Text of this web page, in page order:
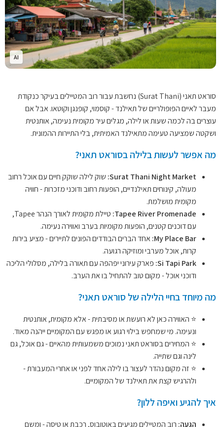
AI
סוראט תאני (Surat Thani) נחשבת עבור רוב המטיילים בעיקר כנקודת
מעבר לאיים הפופולריים של תאילנד - קוסמוי, קופנגן וקוטאו. אבל אם
עוצרים בה לכמה שעות או לילה, מגלים עיר מקומית נעימה, אותנטית
ושקטה שמציעה טעימה מתאילנד האמיתית, בלי התיירות ההמונית.
מה אפשר לעשות בלילה בסוראט תאני?
Surat Thani Night Market: שוק לילה שוקק חיים עם אוכל רחוב
מעולה, קינוחים תאילנדיים, הופעות רחוב ודוכני מזכרות - חוויה
מקומית מושלמת.
Tapee River Promenade:
טיילת מקומית לאורך הנהר Tapee,
עם דוכנים קטנים, הופעות מקומיות בערב ואווירה נעימה.
My Place Bar: אחד הברים הבודדים הפונים לתיירים - מציע בירות
קרות, אוכל מערבי ומוזיקה רגועה.
Si Tapi Park: פארק עירוני יפהפה עם תאורה בלילה, מסלולי הליכה
ודוכני אוכל - מקום טוב להתחיל בו את הערב.
מה מיוחד בחיי הלילה של סוראט תאני?
⭐ האווירה כאן לא רועשת או מסיבתית - אלא מקומית, אותנטית
ונעימה. מי שמחפש בילוי רגוע או מפגש עם המקומיים ייהנה מאוד.
⭐ המחירים בסוראט תאני נמוכים משמעותית מהאיים - גם אוכל, גם
לינה וגם שתייה.
⭐ זה מקום נהדר לעצור בו לילה אחד לפני או אחרי המעבורת -
ולהרגיש קצת את תאילנד של המקומיים.
איך להגיע ואיפה ללון?
הגעה: רוב המטיילים מגיעים באוטובוס, רכבת או טיסה - ומשם